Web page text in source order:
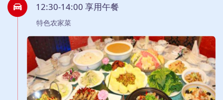
12:30-14:00 享用午餐
特色农家菜